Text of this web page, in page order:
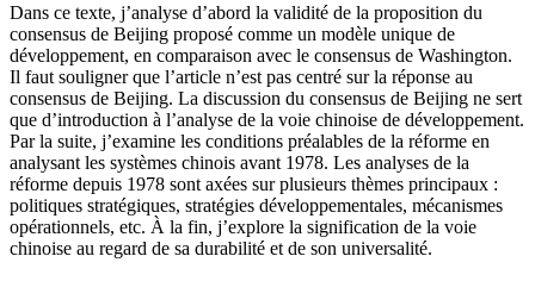
Dans ce texte, j’analyse d’abord la validité de la proposition du
consensus de Beijing proposé comme un modèle unique de
développement, en comparaison avec le consensus de Washington.
Il faut souligner que l’article n’est pas centré sur la réponse au
consensus de Beijing. La discussion du consensus de Beijing ne sert
que d’introduction à l’analyse de la voie chinoise de développement.
Par la suite, j’examine les conditions préalables de la réforme en
analysant les systèmes chinois avant 1978. Les analyses de la
réforme depuis 1978 sont axées sur plusieurs thèmes principaux :
politiques stratégiques, stratégies développementales, mécanismes
opérationnels, etc. À la fin, j’explore la signification de la voie
chinoise au regard de sa durabilité et de son universalité.